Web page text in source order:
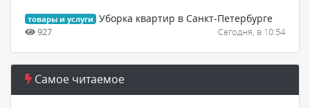
товары и услуги Уборка квартир в Санкт-Петербурге
927 Сегодня, в 10:54
Самое читаемое